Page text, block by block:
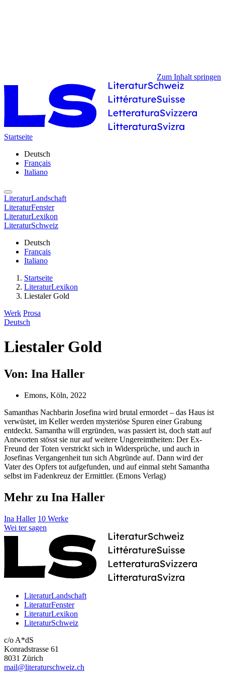
Zum Inhalt springen
Startseite
Deutsch
Français
Italiano
LiteraturLandschaft
LiteraturFenster
LiteraturLexikon
LiteraturSchweiz
Deutsch
Français
Italiano
Startseite
LiteraturLexikon
Liestaler Gold
Werk Prosa
Deutsch
Liestaler Gold
Von: Ina Haller
Emons, Köln, 2022
Samanthas Nachbarin Josefina wird brutal ermordet – das Haus ist
verwüstet, im Keller werden mysteriöse Spuren einer Grabung
entdeckt. Samantha will ergründen, was passiert ist, doch statt auf
Antworten stösst sie nur auf weitere Ungereimtheiten: Der Ex-
Freund der Toten verstrickt sich in Widersprüche, und auch in
Josefinas Vergangenheit tun sich Abgründe auf. Dann wird der
Vater des Opfers tot aufgefunden, und auf einmal steht Samantha
selbst im Fadenkreuz der Ermittler. (Emons Verlag)
Mehr zu Ina Haller
Ina Haller 10 Werke
Wei ter sagen
LiteraturLandschaft
LiteraturFenster
LiteraturLexikon
LiteraturSchweiz
c/o A*dS
Konradstrasse 61
8031 Zürich
mail@literaturschweiz.ch